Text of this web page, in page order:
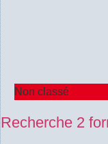
Non classé
Recherche 2